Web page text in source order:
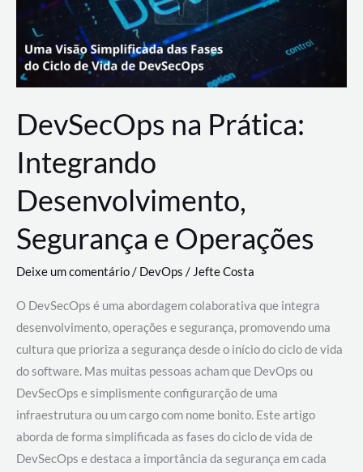
DevSecOps na Prática:
Integrando
Desenvolvimento,
Segurança e Operações
Deixe um comentário/ DevOps /Jefte Costa
O DevSecOps é uma abordagem colaborativa que integra
desenvolvimento, operações e segurança, promovendo uma
cultura que prioriza a segurança desde o início do ciclo de vida
do software. Mas muitas pessoas acham que DevOps ou
DevSecOps e simplismente configurarção de uma
infraestrutura ou um cargo com nome bonito. Este artigo
aborda de forma simplificada as fases do ciclo de vida de
DevSecOps e destaca a importância da segurança em cada